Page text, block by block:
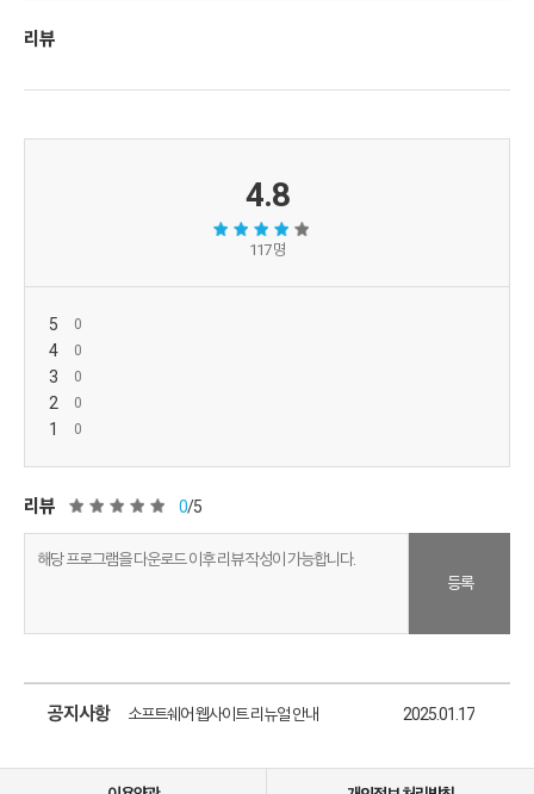
리뷰
4.8
117 명
5
4
3
2
1
리뷰 0/5
등록
공지사항
소프트쉐어 서비스 이용 가이드 업데이트 안내
2025.01.17
소프트쉐어 웹사이트 리뉴얼 안내
2025.01.17